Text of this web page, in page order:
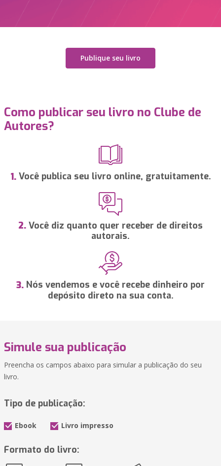
Publique seu livro
Como publicar seu livro no Clube de
Autores?
1.Você publica seu livro online, gratuitamente.
2. Você diz quanto quer receber de direitos
autorais.
3. Nós vendemos e você recebe dinheiro por
depósito direto na sua conta.
Simule sua publicação
Preencha os campos abaixo para simular a publicação do seu
livro.
Tipo de publicação:
Ebook Livro impresso
Formato do livro: